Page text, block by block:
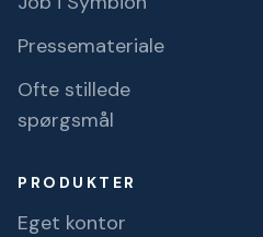
Pressemateriale
Ofte stillede
spørgsmål
PRODUKTER
Eget kontor